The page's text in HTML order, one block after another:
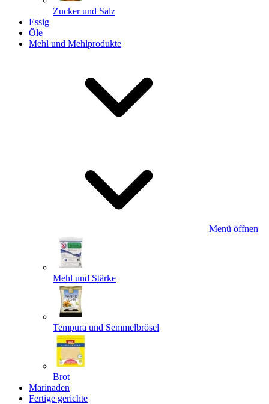
Zucker und Salz
Essig
Öle
Mehl und Mehlprodukte
Menü öffnen
Mehl und Stärke
Tempura und Semmelbrösel
Brot
Marinaden
Fertige gerichte